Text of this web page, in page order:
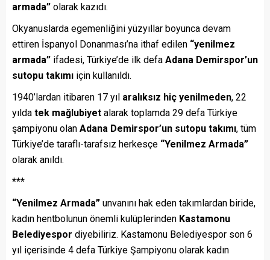
armada” olarak kazıdı.
Okyanuslarda egemenliğini yüzyıllar boyunca devam
ettiren İspanyol Donanması’na ithaf edilen “yenilmez
armada” ifadesi, Türkiye’de ilk defa Adana Demirspor’un
sutopu takımı için kullanıldı.
1940’lardan itibaren 17 yıl aralıksız hiç yenilmeden, 22
yılda tek mağlubiyet alarak toplamda 29 defa Türkiye
şampiyonu olan Adana Demirspor’un sutopu takımı, tüm
Türkiye’de taraflı-tarafsız herkesçe “Yenilmez Armada”
olarak anıldı.
***
“Yenilmez Armada” unvanını hak eden takımlardan biride,
kadın hentbolunun önemli kulüplerinden Kastamonu
Belediyespor diyebiliriz. Kastamonu Belediyespor son 6
yıl içerisinde 4 defa Türkiye Şampiyonu olarak kadın